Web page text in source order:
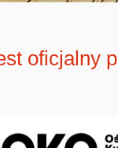
oficjalny